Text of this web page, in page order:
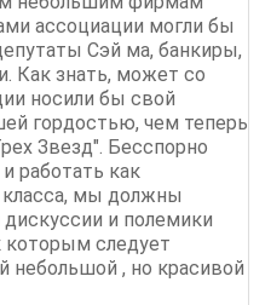
ассоциации могли бы
Сэй ма, банкиры,
Как знать, может со
носили бы свой
гордостью, чем теперь
Звезд". Бесспорно
работать как
мы должны
и полемики
которым следует
небольшой , но красивой